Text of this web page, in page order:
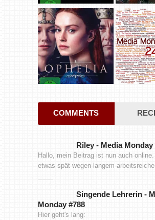
COMMENTS
Riley- Media Monday
Hallo, mein Beitrag ist nun auch
etwas spät wegen langem
Singende Lehrerin -
Monday #788
Hier geht's lang: